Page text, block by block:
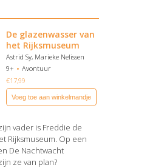
De glazenwasser van
het Rijksmuseum
Astrid Sy, Marieke Nelissen
9+
Avontuur
€17,99
Voeg toe aan winkelmandje
vader is Freddie de
Rijksmuseum. Op een
De Nachtwacht
ze van plan?